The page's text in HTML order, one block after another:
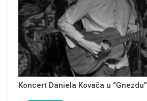
Koncert Daniela Kovača u “Gnezdu”